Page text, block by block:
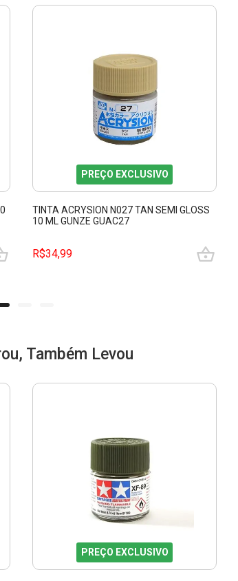
PREÇO EXCLUSIVO
TINTA ACRYSION N027 TAN SEMI GLOSS
10 ML GUNZE GUAC27
R$34,99
Também Levou
PREÇO EXCLUSIVO